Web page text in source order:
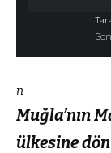
n
Muğla’nın
ülkesine